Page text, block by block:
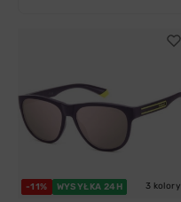
-11% WYSYŁKA 24H 3 kolory